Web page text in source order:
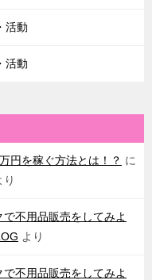
活動
活動
円を稼ぐ方法とは！？ に
り
で不用品販売をしてみよ
より
で不用品販売をしてみよ